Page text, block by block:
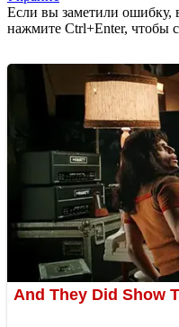
Если вы заметили ошибку,
нажмите Ctrl+Enter, чтобы